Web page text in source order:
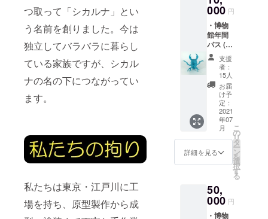
つ取って「シカルナ」とい
う名前を創りました。今は
独立してバラバラに暮らし
ている家族ですが、シカル
ナの名の下につながってい
ます。
私たちは東京・江戸川に工
場を持ち、原型製作から成
ズをお
選び下
さい。
・ミニ
フィ
ギュア1
体(ソフ
ビの叫
び) ・お
礼の手
000 円
・博物
館年間
パス (
有効期
限は博
物館
オープ
ンから1
年間と
なりま
す) ・シ
カルナ
工房オ
リジナ
ルTシャ
望のサ
イズを
お選び
下さ
支援
者：
15人
お届
け予
定：
2021
年07
月
詳細を見る
こ
の
リ
タ
ー
ン
を
選
択
す
る
50,
000 円
・博物